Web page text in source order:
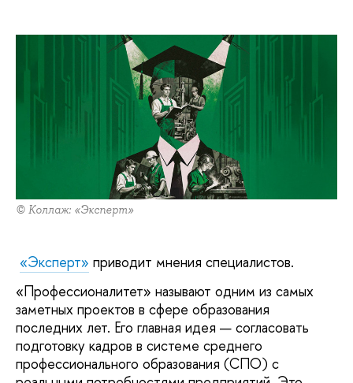
© Коллаж: «Эксперт»
«Эксперт» приводит мнения специалистов.
«Профессионалитет» называют одним из самых
заметных проектов в сфере образования
последних лет. Его главная идея — согласовать
подготовку кадров в системе среднего
профессионального образования (СПО) с